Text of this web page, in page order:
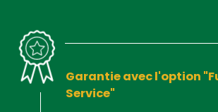
Garantie avec l'option
Service"